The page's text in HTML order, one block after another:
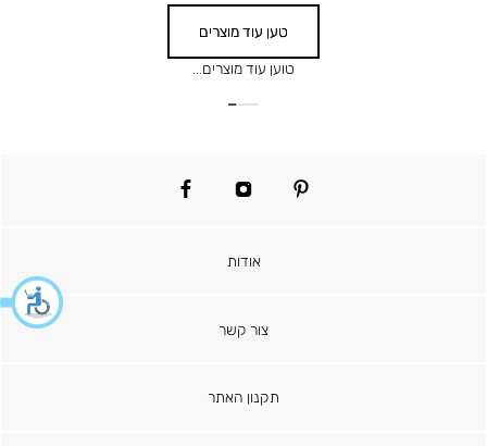
טען עוד מוצרים
pinterest
instagram
facebook
אודות
צור קשר
תקנון האתר